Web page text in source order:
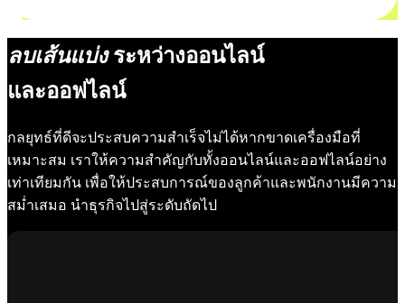
ลบเส้นแบ่งระหว่างออนไลน์
และออฟไลน์
กลยุทธ์ที่ดีจะประสบความสำเร็จไม่ได้หากขาดเครื่องมือที่
เหมาะสม เราให้ความสำคัญกับทั้งออนไลน์และออฟไลน์อย่าง
เท่าเทียมกัน เพื่อให้ประสบการณ์ของลูกค้าและพนักงานมีความ
สม่ำเสมอ นำธุรกิจไปสู่ระดับถัดไป